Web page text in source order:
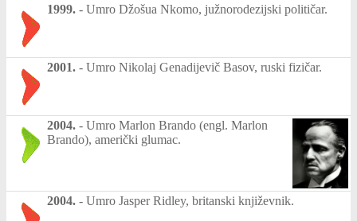
1999. - Umro Džošua Nkomo, južnorodezijski političar.
2001. - Umro Nikolaj Genadijevič Basov, ruski fizičar.
2004. - Umro Marlon Brando (engl. Marlon
Brando), američki glumac.
2004. - Umro Jasper Ridley, britanski književnik.